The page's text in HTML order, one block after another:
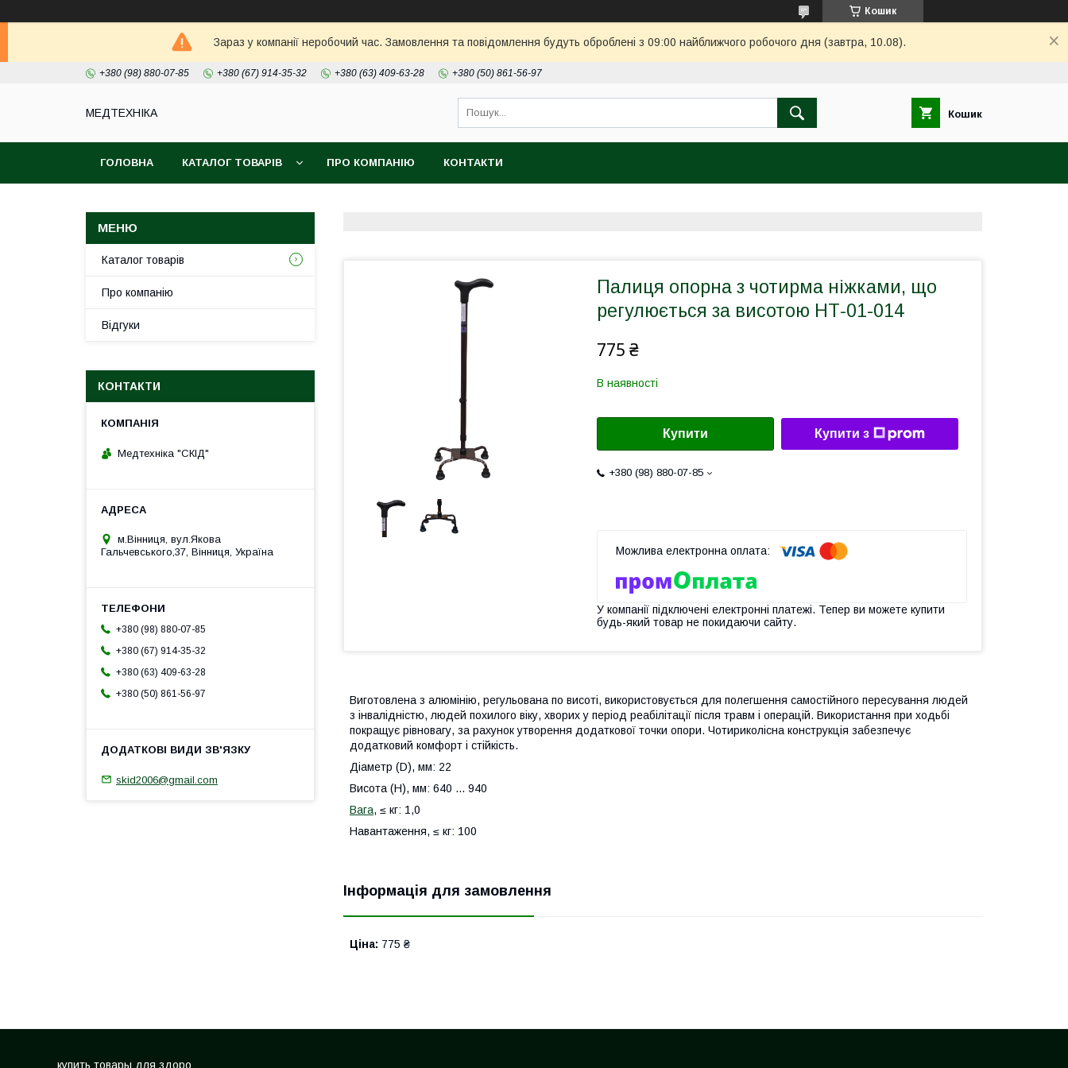
Кошик
Зараз у компанії неробочий час. Замовлення та повідомлення будуть оброблені з 09:00 найближчого робочого дня (завтра, 10.08).
+380 (98) 880-07-85 +380 (67) 914-35-32 +380 (63) 409-63-28 +380 (50) 861-56-97
МЕДТЕХНІКА Кошик
ГОЛОВНА КАТАЛОГ ТОВАРІВ ПРО КОМПАНІЮ КОНТАКТИ
Палиця опорна з чотирма ніжками, що
регулюється за висотою НТ-01-014
775 ₴
В наявності
Купити Купити з
+380 (98) 880-07-85
У компанії підключені електронні платежі. Тепер ви можете купити
будь-який товар не покидаючи сайту.
Виготовлена з алюмінію, регульована по висоті, використовується для полегшення самостійного пересування людей
з інвалідністю, людей похилого віку, хворих у період реабілітації після травм і операцій. Використання при ходьбі
покращує рівновагу, за рахунок утворення додаткової точки опори. Чотириколісна конструкція забезпечує
додатковий комфорт і стійкість.
Діаметр (D), мм: 22
Висота (H), мм: 640 ... 940
Вага, ≤ кг: 1,0
Навантаження, ≤ кг: 100
Інформація для замовлення
Ціна: 775 ₴
Каталог товарів
Про компанію
Відгуки
КОНТАКТИ
Медтехніка "СКІД"
м.Вінниця, вул.Якова
Гальчевського,37, Вінниця, Україна
+380 (98) 880-07-85
+380 (67) 914-35-32
+380 (63) 409-63-28
+380 (50) 861-56-97
skid2006@gmail.com
купить товары для здоро